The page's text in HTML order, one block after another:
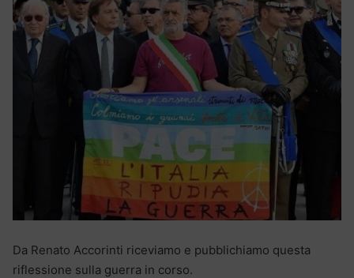
Da Renato Accorinti riceviamo e pubblichiamo questa
riflessione sulla guerra in corso.